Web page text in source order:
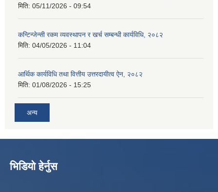
मिति: 05/11/2026 - 09:54
कन्टिन्जेन्सी रकम व्यवस्थापन र खर्च सम्बन्धी कार्यविधि, २०८२
मिति: 04/05/2026 - 11:04
आर्थिक कार्यविधि तथा वित्तीय उत्तरदायीत्व ऐन, २०८२
मिति: 01/08/2026 - 15:25
अन्य
भिडियो हेर्नुस